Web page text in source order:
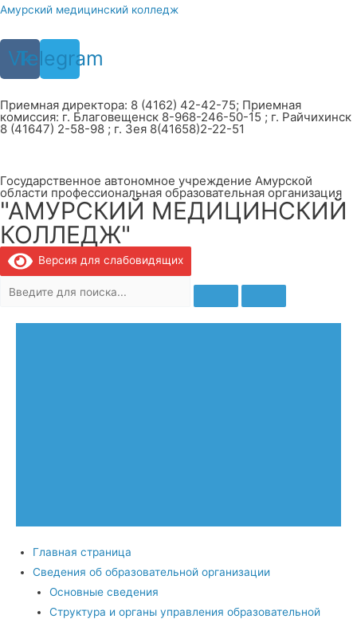
Перейти
содержимому
Амурский медицинский колледж
Vk
Telegram
Приемная директора: 8 (4162) 42-42-75; Приемная
комиссия: г. Благовещенск 8-968-246-50-15 ; г. Райчихинск
8 (41647) 2-58-98 ; г. Зея 8(41658)2-22-51
Государственное автономное учреждение Амурской
области профессиональная образовательная организация
"АМУРСКИЙ МЕДИЦИНСКИЙ
КОЛЛЕДЖ"
Версия для слабовидящих
Главная страница
Сведения об образовательной организации
Основные сведения
Структура и органы управления образовательной